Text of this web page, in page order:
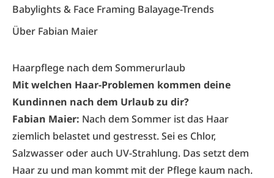
Babylights & Face Framing Balayage-Trends
Über Fabian Maier
Haarpflege nach dem Sommerurlaub
Mit welchen Haar-Problemen kommen deine
Kundinnen nach dem Urlaub zu dir?
Fabian Maier: Nach dem Sommer ist das Haar
ziemlich belastet und gestresst. Sei es Chlor,
Salzwasser oder auch UV-Strahlung. Das setzt dem
Haar zu und man kommt mit der Pflege kaum nach.